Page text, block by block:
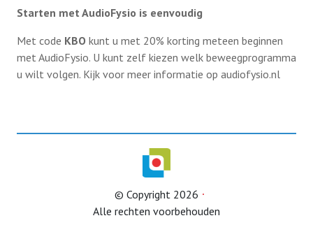
Overige info
Seniorencoalitie
Vrijwilligersverzekering
Programmaoverzicht KBO-ZH lezingen en
voorlichtingsbijeenkomsten
Starten met AudioFysio is eenvoudig
Met code KBO kunt u met 20% korting meteen beginnen
met AudioFysio. U kunt zelf kiezen welk beweegprogramma
u wilt volgen. Kijk voor meer informatie op audiofysio.nl
© Copyright 2026
Alle rechten voorbehouden